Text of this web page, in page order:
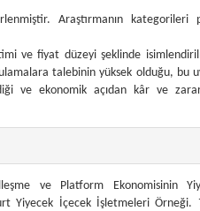
Araştırmanın kategorileri
ve fiyat düzeyi şeklinde
talebinin yüksek olduğu, bu
ve ekonomik açıdan kâr ve
ve Platform Ekonomisinin
Yiyecek İçecek İşletmeleri Örneği.